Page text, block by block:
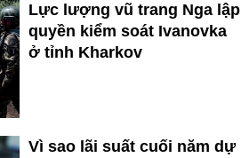
Lực lượng vũ trang Nga lập
quyền kiểm soát Ivanovka
ở tỉnh Kharkov
Vì sao lãi suất cuối năm dự